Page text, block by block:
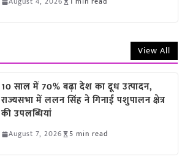
View All
10 साल में 70% बढ़ा देश का दूध उत्पादन,
राज्यसभा में ललन सिंह ने गिनाईं पशुपालन क्षेत्र
की उपलब्धियां
August 7, 2026 5 min read